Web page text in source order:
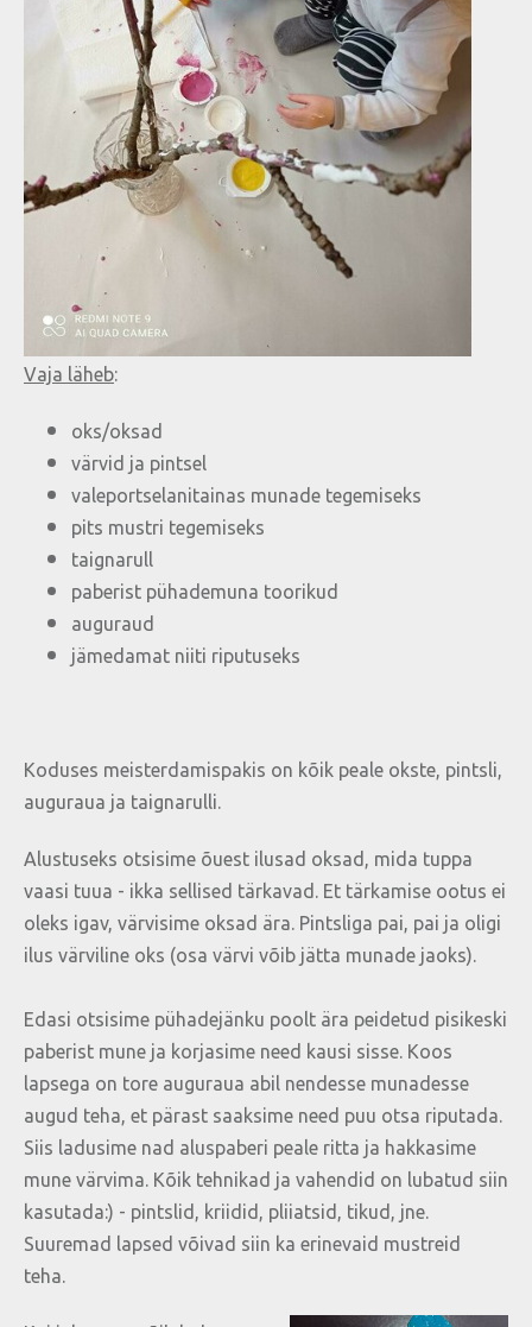
Vaja läheb:
oks/oksad
värvid ja pintsel
valeportselanitainas munade tegemiseks
pits mustri tegemiseks
taignarull
paberist pühademuna toorikud
auguraud
jämedamat niiti riputuseks
Koduses meisterdamispakis on kõik peale okste, pintsli,
auguraua ja taignarulli.
Alustuseks otsisime õuest ilusad oksad, mida tuppa
vaasi tuua - ikka sellised tärkavad. Et tärkamise ootus ei
oleks igav, värvisime oksad ära. Pintsliga pai, pai ja oligi
ilus värviline oks (osa värvi võib jätta munade jaoks).
Edasi otsisime pühadejänku poolt ära peidetud pisikeski
paberist mune ja korjasime need kausi sisse. Koos
lapsega on tore auguraua abil nendesse munadesse
augud teha, et pärast saaksime need puu otsa riputada.
Siis ladusime nad aluspaberi peale ritta ja hakkasime
mune värvima. Kõik tehnikad ja vahendid on lubatud siin
kasutada:) - pintslid, kriidid, pliiatsid, tikud, jne.
Suuremad lapsed võivad siin ka erinevaid mustreid
teha.